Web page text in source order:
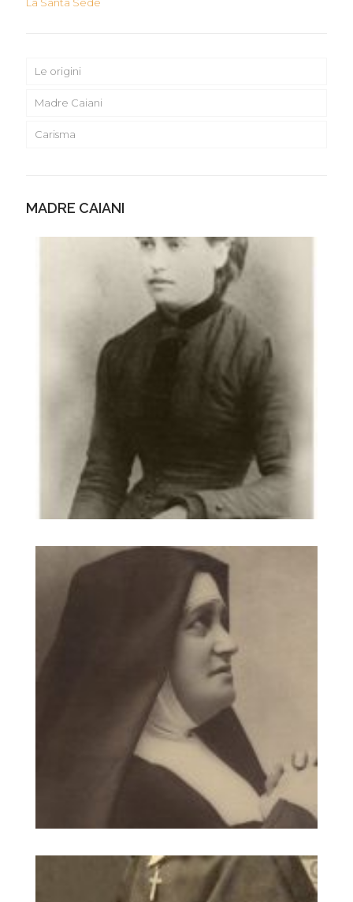
Le origini
Madre Caiani
Carisma
MADRE CAIANI